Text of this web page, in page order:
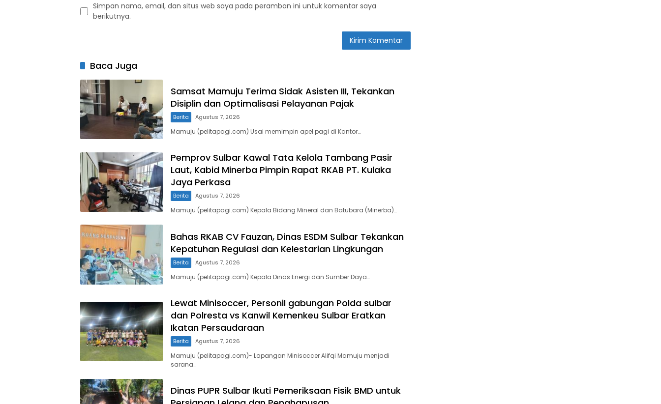
Simpan nama, email, dan situs web saya pada peramban ini untuk komentar saya
berikutnya.
Baca Juga
Samsat Mamuju Terima Sidak Asisten III, Tekankan
Disiplin dan Optimalisasi Pelayanan Pajak
Berita Agustus 7, 2026
Mamuju (pelitapagi.com) Usai memimpin apel pagi di Kantor…
Pemprov Sulbar Kawal Tata Kelola Tambang Pasir
Laut, Kabid Minerba Pimpin Rapat RKAB PT. Kulaka
Jaya Perkasa
Berita Agustus 7, 2026
Mamuju (pelitapagi.com) Kepala Bidang Mineral dan Batubara (Minerba)…
Bahas RKAB CV Fauzan, Dinas ESDM Sulbar Tekankan
Kepatuhan Regulasi dan Kelestarian Lingkungan
Berita Agustus 7, 2026
Mamuju (pelitapagi.com) Kepala Dinas Energi dan Sumber Daya…
Lewat Minisoccer, Personil gabungan Polda sulbar
dan Polresta vs Kanwil Kemenkeu Sulbar Eratkan
Ikatan Persaudaraan
Berita Agustus 7, 2026
Mamuju (pelitapagi.com)- Lapangan Minisoccer Alifqi Mamuju menjadi
sarana…
Dinas PUPR Sulbar Ikuti Pemeriksaan Fisik BMD untuk